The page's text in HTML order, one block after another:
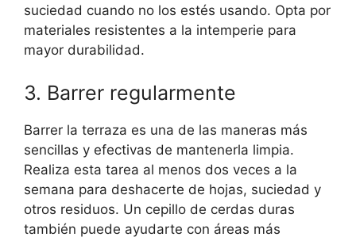
suciedad cuando no los estés usando. Opta por
materiales resistentes a la intemperie para
mayor durabilidad.
3. Barrer regularmente
Barrer la terraza es una de las maneras más
sencillas y efectivas de mantenerla limpia.
Realiza esta tarea al menos dos veces a la
semana para deshacerte de hojas, suciedad y
otros residuos. Un cepillo de cerdas duras
también puede ayudarte con áreas más